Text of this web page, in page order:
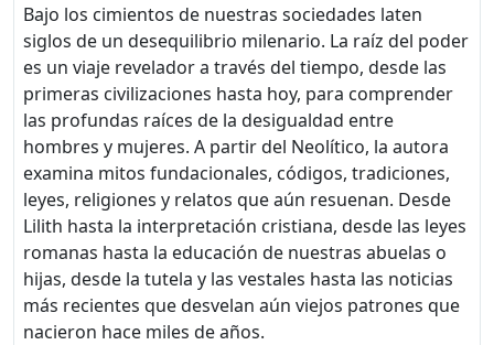
Bajo los cimientos de nuestras sociedades laten
siglos de un desequilibrio milenario. La raíz del poder
es un viaje revelador a través del tiempo, desde las
primeras civilizaciones hasta hoy, para comprender
las profundas raíces de la desigualdad entre
hombres y mujeres. A partir del Neolítico, la autora
examina mitos fundacionales, códigos, tradiciones,
leyes, religiones y relatos que aún resuenan. Desde
Lilith hasta la interpretación cristiana, desde las leyes
romanas hasta la educación de nuestras abuelas o
hijas, desde la tutela y las vestales hasta las noticias
más recientes que desvelan aún viejos patrones que
nacieron hace miles de años.